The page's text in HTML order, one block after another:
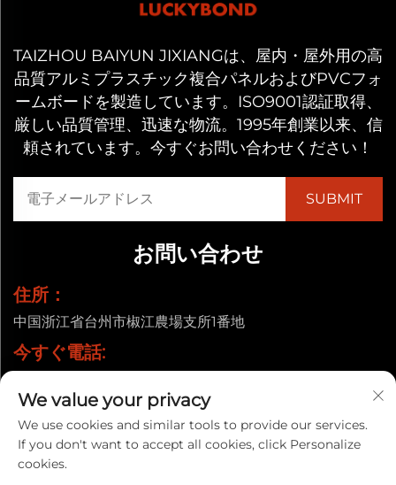
TAIZHOU BAIYUN JIXIANGは、屋内・屋外用の高
品質アルミプラスチック複合パネルおよびPVCフォ
ームボードを製造しています。ISO9001認証取得、
厳しい品質管理、迅速な物流。1995年創業以来、信
頼されています。今すぐお問い合わせください！
お問い合わせ
住所：
中国浙江省台州市椒江農場支所1番地
今すぐ電話:
メールアドレス:
[email protected]
We value your privacy
We use cookies and similar tools to provide our services.
If you don't want to accept all cookies, click Personalize
cookies.